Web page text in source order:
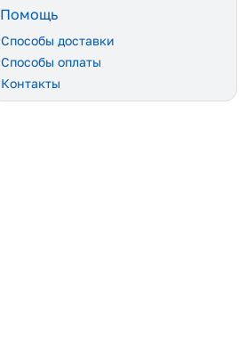
Помощь
Способы доставки
Способы оплаты
Контакты